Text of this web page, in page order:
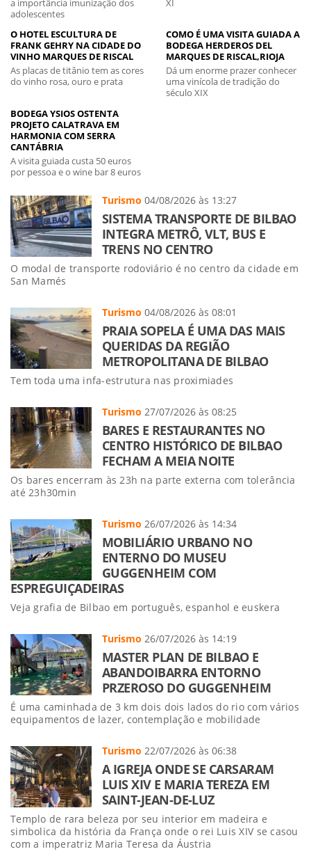
a importância imunização dos
adolescentes
XI
O HOTEL ESCULTURA DE
FRANK GEHRY NA CIDADE DO
VINHO MARQUES DE RISCAL
As placas de titânio tem as cores
do vinho rosa, ouro e prata
COMO É UMA VISITA GUIADA A
BODEGA HERDEROS DEL
MARQUES DE RISCAL,RIOJA
Dá um enorme prazer conhecer
uma vinícola de tradição do
século XIX
BODEGA YSIOS OSTENTA
PROJETO CALATRAVA EM
HARMONIA COM SERRA
CANTÁBRIA
A visita guiada custa 50 euros
por pessoa e o wine bar 8 euros
Turismo 04/08/2026 às 13:27
SISTEMA TRANSPORTE DE BILBAO
INTEGRA METRÔ, VLT, BUS E
TRENS NO CENTRO
O modal de transporte rodoviário é no centro da cidade em
San Mamés
Turismo 04/08/2026 às 08:01
PRAIA SOPELA É UMA DAS MAIS
QUERIDAS DA REGIÃO
METROPOLITANA DE BILBAO
Tem toda uma infa-estrutura nas proximiades
Turismo 27/07/2026 às 08:25
BARES E RESTAURANTES NO
CENTRO HISTÓRICO DE BILBAO
FECHAM A MEIA NOITE
Os bares encerram às 23h na parte externa com tolerância
até 23h30min
Turismo 26/07/2026 às 14:34
MOBILIÁRIO URBANO NO
ENTERNO DO MUSEU
GUGGENHEIM COM
ESPREGUIÇADEIRAS
Veja grafia de Bilbao em português, espanhol e euskera
Turismo 26/07/2026 às 14:19
MASTER PLAN DE BILBAO E
ABANDOIBARRA ENTORNO
PRZEROSO DO GUGGENHEIM
É uma caminhada de 3 km dois dois lados do rio com vários
equipamentos de lazer, contemplação e mobilidade
Turismo 22/07/2026 às 06:38
A IGREJA ONDE SE CARSARAM
LUIS XIV E MARIA TEREZA EM
SAINT-JEAN-DE-LUZ
Templo de rara beleza por seu interior em madeira e
simbolica da história da França onde o rei Luis XIV se casou
com a imperatriz Maria Teresa da Áustria